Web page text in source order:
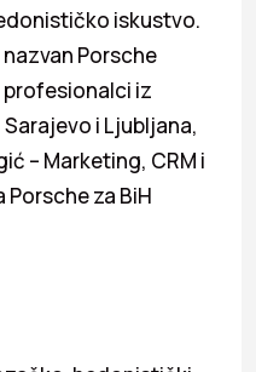
iskustvo.
Porsche
profesionalci iz
i Ljubljana,
– Marketing, CRM i
za BiH